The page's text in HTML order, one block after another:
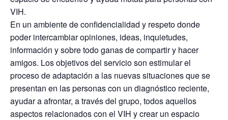
VIH.
En un ambiente de confidencialidad y respeto donde
poder intercambiar opiniones, ideas, inquietudes,
información y sobre todo ganas de compartir y hacer
amigos. Los objetivos del servicio son estimular el
proceso de adaptación a las nuevas situaciones que se
presentan en las personas con un diagnóstico reciente,
ayudar a afrontar, a través del grupo, todos aquellos
aspectos relacionados con el VIH y crear un espacio